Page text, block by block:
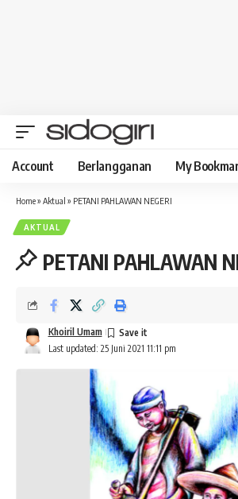
Account Berlangganan My
Home» Aktual » PETANI PAHLAWAN NEGERI
AKTUAL
PETANI PAHLAWAN
Last updated: 25 Juni 2021 11:11 pm
Khoiril Umam